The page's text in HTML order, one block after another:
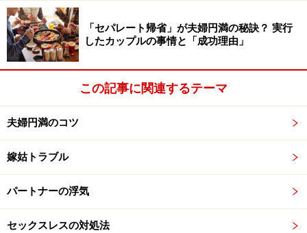
す作戦です。
経済が右肩上がりではなく、将来が不透明な昨今。「自
分の生き方や未来の姿が見えない、自信がない、将来に
責任が持てない」と考え、家族を持つこと、子供を持つ
ことをためらう男性もいます。もちろん「セックス＝子
作り」というわけではないですが、子供を持つことに積
になる原因のうちの1つです。
てみましょう。結婚後も夫婦がラブラブで、2人で楽し
「セパレート帰省」が夫婦円満の秘訣？ 実行
したカップルの事情と「成功理由」
この記事に関連するテーマ
夫婦円満のコツ
嫁姑トラブル
パートナーの浮気
セックスレスの対処法